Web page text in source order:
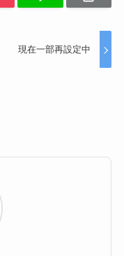
現在一部再設定中